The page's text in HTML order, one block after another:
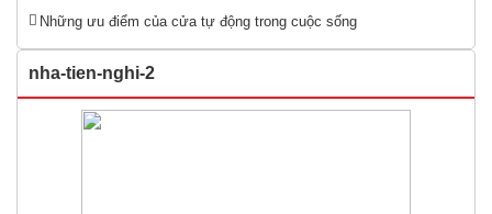
Những ưu điểm của cửa tự động trong cuộc sống
nha-tien-nghi-2